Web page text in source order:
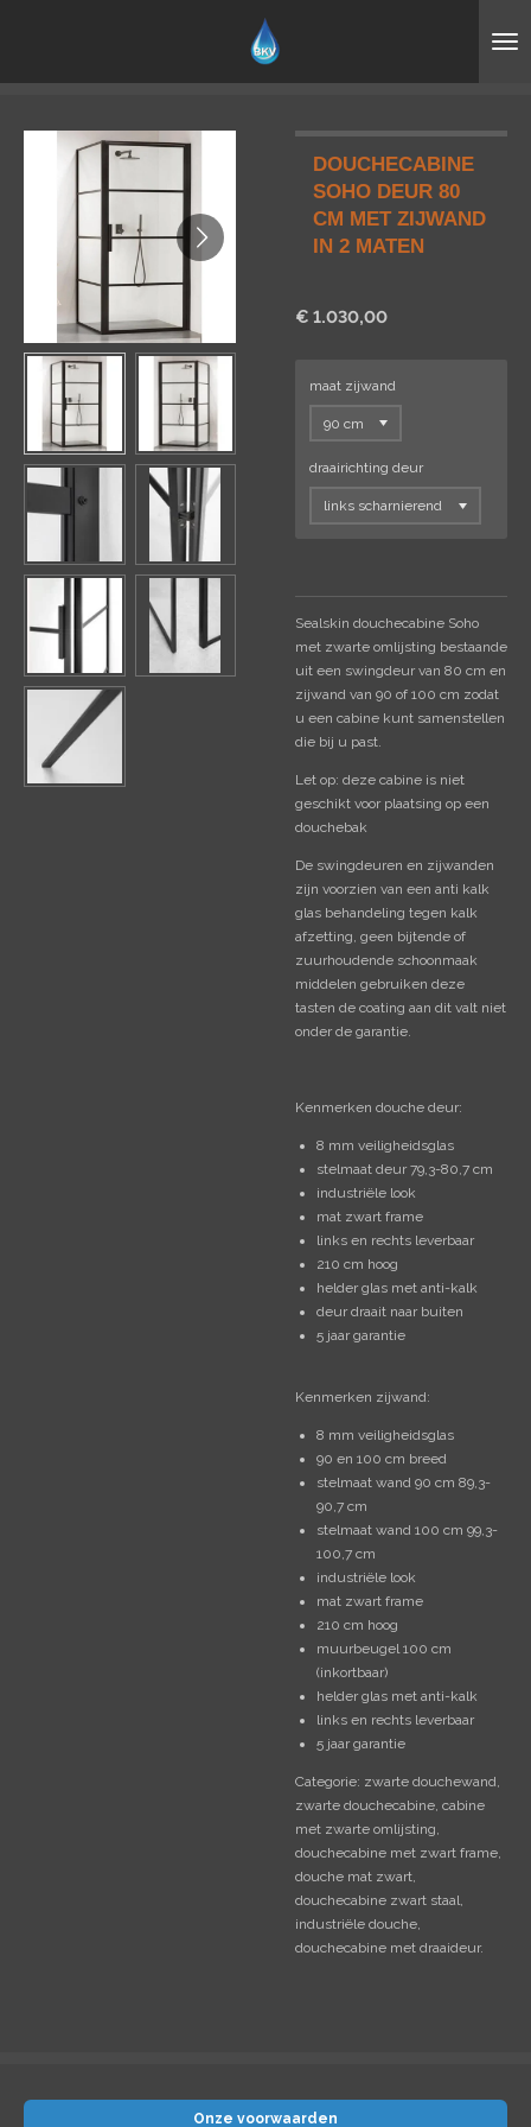
DOUCHECABINE
SOHO DEUR 80
CM MET ZIJWAND
IN 2 MATEN
€ 1.030,00
maat zijwand
draairichting deur
Sealskin douchecabine Soho
met zwarte omlijsting bestaande
uit een swingdeur van 80 cm en
zijwand van 90 of 100 cm zodat
u een cabine kunt samenstellen
die bij u past.
Let op: deze cabine is niet
geschikt voor plaatsing op een
douchebak
De swingdeuren en zijwanden
zijn voorzien van een anti kalk
glas behandeling tegen kalk
afzetting, geen bijtende of
zuurhoudende schoonmaak
middelen gebruiken deze
tasten de coating aan dit valt niet
onder de garantie.
Kenmerken douche deur:
8 mm veiligheidsglas
stelmaat deur 79,3-80,7 cm
industriële look
mat zwart frame
links en rechts leverbaar
210 cm hoog
helder glas met anti-kalk
deur draait naar buiten
5 jaar garantie
Kenmerken zijwand:
8 mm veiligheidsglas
90 en 100 cm breed
stelmaat wand 90 cm 89,3-
90,7 cm
stelmaat wand 100 cm 99,3-
100,7 cm
industriële look
mat zwart frame
210 cm hoog
muurbeugel 100 cm
(inkortbaar)
helder glas met anti-kalk
links en rechts leverbaar
5 jaar garantie
Categorie: zwarte douchewand,
zwarte douchecabine, cabine
met zwarte omlijsting,
douchecabine met zwart frame,
douche mat zwart,
douchecabine zwart staal,
industriële douche,
douchecabine met draaideur.
Onze voorwaarden